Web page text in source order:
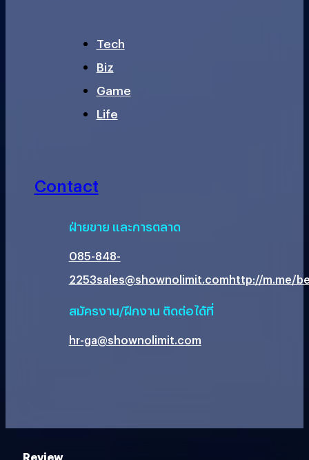
Tech
Biz
Game
Life
Contact
ฝ่ายขาย และการตลาด
085-848-
2253sales@shownolimit.comhttp://m.me/
สมัครงาน/ฝึกงาน ติดต่อได้ที่
hr-ga@shownolimit.com